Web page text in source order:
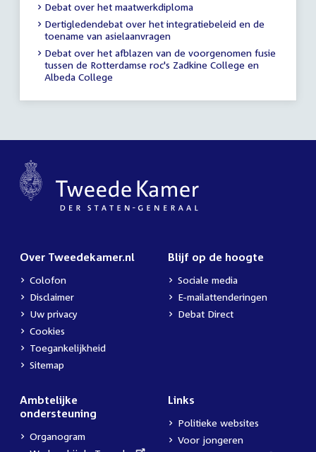
Debat over het maatwerkdiploma
Dertigledendebat over het integratiebeleid en de
toename van asielaanvragen
Debat over het afblazen van de voorgenomen fusie
tussen de Rotterdamse roc's Zadkine College en
Albeda College
Over Tweedekamer.nl
Colofon
Disclaimer
Uw privacy
Cookies
Toegankelijkheid
Sitemap
Blijf op de hoogte
Sociale media
E-mailattenderingen
Debat Direct
Ambtelijke
ondersteuning
Organogram
Links
Politieke websites
Voor jongeren